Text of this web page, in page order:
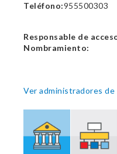
Teléfono:955500303
Responsable de
Nombramiento:
Ver administradores de